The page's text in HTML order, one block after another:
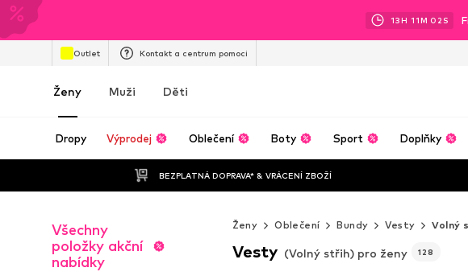
13H 11M 00 S
Outlet Kontakt a centrum pomoci
Ženy Muži Děti
Dropy Výprodej Oblečení Boty Sport Doplňky
BEZPLATNÁ DOPRAVA* & VRÁCENÍ ZBOŽÍ
Všechny
položky akční
nabídky
Ženy Oblečení Bundy Vesty Volný
Vesty (Volný střih) pro ženy 128